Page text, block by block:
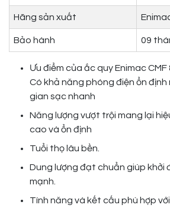
Hãng sản xuất
Bảo hành 09
Ưu điểm của ắc quy Enimac CMF
Có khả năng phóng điện ổn định
gian sạc nhanh
Năng lượng vượt trội mang lại
cao và ổn định
Tuổi thọ lâu bền.
Dung lượng đạt chuẩn giúp khởi
mạnh.
Tính năng và kết cấu phù hợp